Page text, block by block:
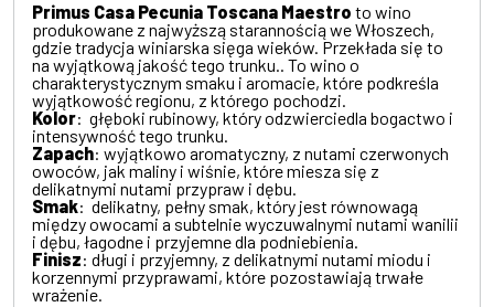
Primus Casa Pecunia Toscana Maestro to wino
produkowane z najwyższą starannością we Włoszech,
gdzie tradycja winiarska sięga wieków. Przekłada się to
na wyjątkową jakość tego trunku.. To wino o
charakterystycznym smaku i aromacie, które podkreśla
wyjątkowość regionu, z którego pochodzi.
Kolor: głęboki rubinowy, który odzwierciedla bogactwo i
intensywność tego trunku.
Zapach: wyjątkowo aromatyczny, z nutami czerwonych
owoców, jak maliny i wiśnie, które miesza się z
delikatnymi nutami przypraw i dębu.
Smak: delikatny, pełny smak, który jest równowagą
między owocami a subtelnie wyczuwalnymi nutami wanilii
i dębu, łagodne i przyjemne dla podniebienia.
Finisz: długi i przyjemny, z delikatnymi nutami miodu i
korzennymi przyprawami, które pozostawiają trwałe
wrażenie.